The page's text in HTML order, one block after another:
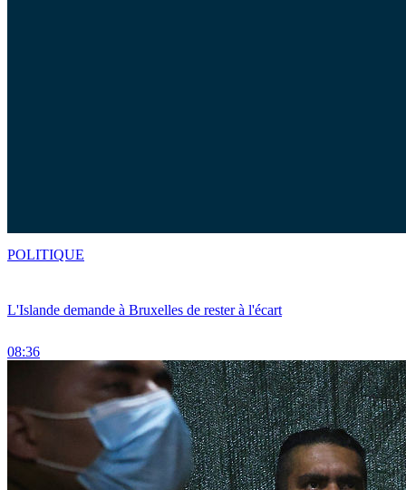
L'Islande demande à Bruxelles de rester à l'écart
08:36
POLITIQUE